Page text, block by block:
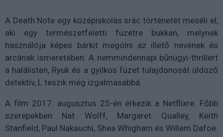
A Death Note egy középiskolás srác történetét meséli el,
aki egy természetfeletti füzetre bukkan, melynek
használója képes bárkit megölni az illető nevének és
arcának ismeretében. A nemmindennapi bűnügyi-thrillert
a halálisten, Ryuk és a gyilkos füzet tulajdonosát üldöző
detektív, L teszik még izgalmasabbá.
A film 2017. augusztus 25-én érkezik a Netflixre. Főbb
szerepekben Nat Wolff, Margaret Qualley, Keith
Stanfield, Paul Nakauchi, Shea Whigham és Willem Dafoe.